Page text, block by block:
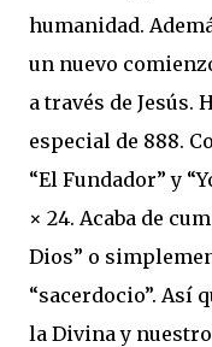
humanidad.
un nuevo
a través de Jesús.
especial de 888.
“El Fundador” y
× 24. Acaba de
Dios” o
“sacerdocio”. Así
la Divina y nuestro